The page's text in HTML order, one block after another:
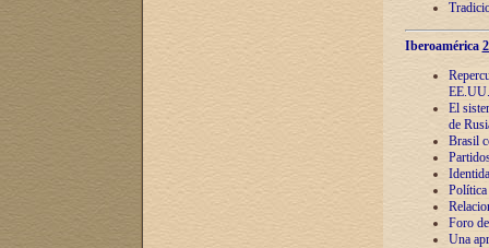
Iberoamérica
EE.UU.
El
de
Brasil
Política
Foro
Una